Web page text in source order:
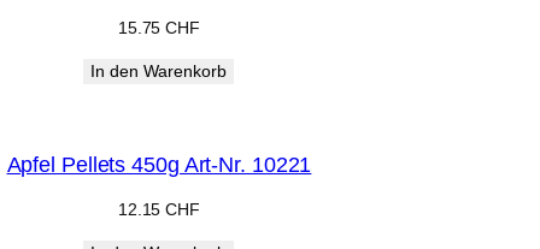
15.75CHF
In den Warenkorb
Apfel Pellets 450g Art-Nr. 10221
12.15CHF